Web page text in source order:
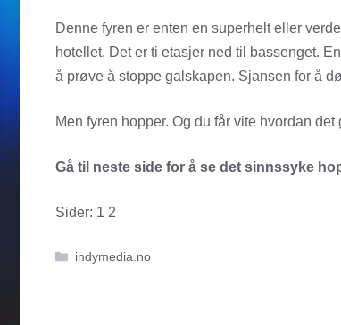
Denne fyren er enten en superhelt eller
hotellet. Det er ti etasjer ned til bassenget.
å prøve å stoppe galskapen. Sjansen for å
Men fyren hopper. Og du får vite hvordan
Gå til neste side for å se det sinnssyke
Sider: 1 2
Kategorier
indymedia.no